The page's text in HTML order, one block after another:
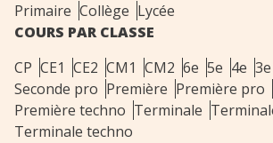
Primaire Collège Lycée
COURS PAR CLASSE
CP CE1 CE2 CM1 CM2 6e 5e 4e 3e
Seconde pro Première Première pro
Première techno Terminale
Terminale techno